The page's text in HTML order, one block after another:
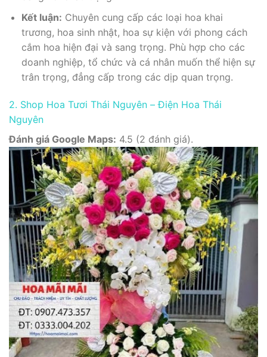
Kết luận: Chuyên cung cấp các loại hoa khai
trương, hoa sinh nhật, hoa sự kiện với phong cách
cắm hoa hiện đại và sang trọng. Phù hợp cho các
doanh nghiệp, tổ chức và cá nhân muốn thể hiện sự
trân trọng, đẳng cấp trong các dịp quan trọng.
2. Shop Hoa Tươi Thái Nguyên – Điện Hoa Thái
Nguyên
Đánh giá Google Maps: 4.5 (2 đánh giá).